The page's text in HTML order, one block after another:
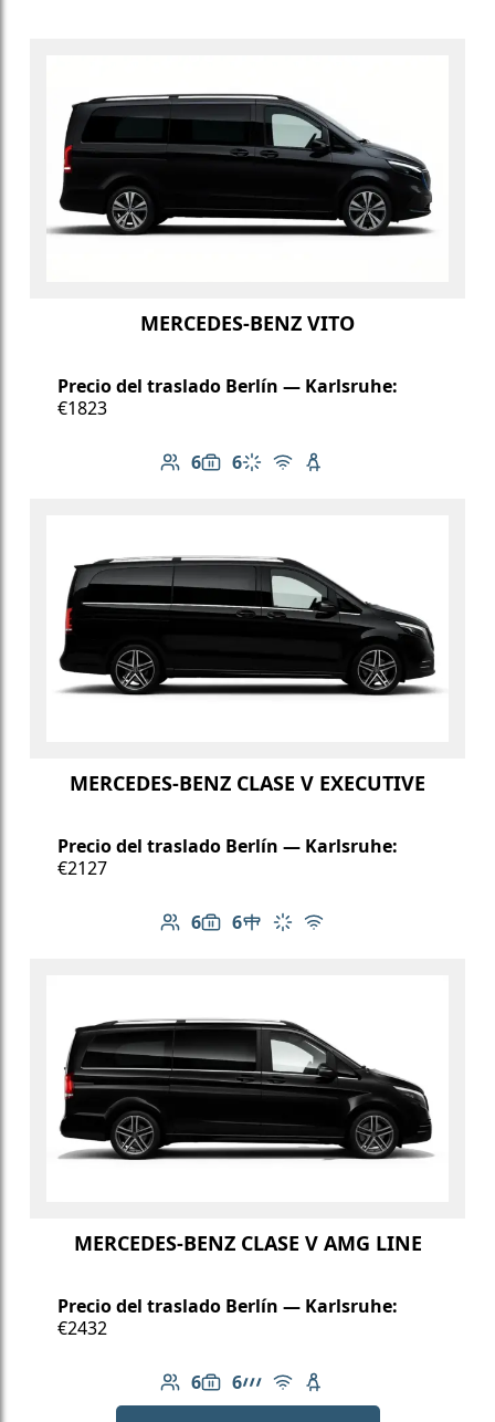
MERCEDES-BENZ VITO
Precio del traslado Berlín — Karlsruhe:
€1823
6
Número de pasajeros: 6
6
Capacidad de equipaje: 6
Aire acondicionado
Wi-Fi gratuito
Asiento infantil
MERCEDES-BENZ CLASE V EXECUTIVE
Precio del traslado Berlín — Karlsruhe:
€2127
6
Número de pasajeros: 6
6
Capacidad de equipaje: 6
Mesa en el vehículo
Aire acondicionado
Wi-Fi gratuito
MERCEDES-BENZ CLASE V AMG LINE
Precio del traslado Berlín — Karlsruhe:
€2432
6
Número de pasajeros: 6
6
Capacidad de equipaje: 6
Línea AMG
Wi-Fi gratuito
Asiento infantil